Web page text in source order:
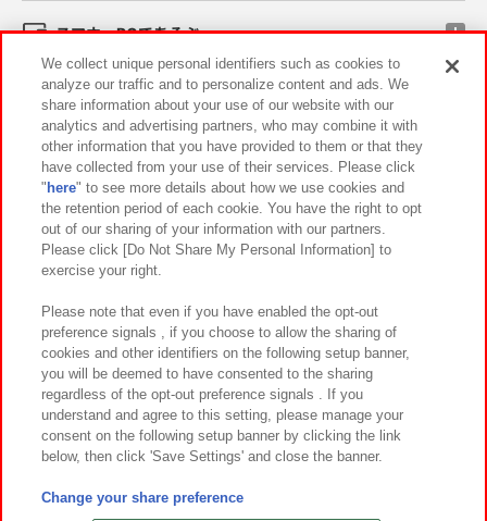
スマホ・PCであそぶ
イベント・キャンペーン
関連会社 サステナビリティ サイトポリシー
プライバシーポリシー ウェブアクセシビリティ方針と検証結果
お取引先さまとともに
カスタマーハラスメント対応方針 よくあるご質問・お問い合わせ
©Bandai Namco Amusement Inc.
©Bandai Namco Amusement Lab Inc.
We collect unique personal identifiers such as cookies to
analyze our traffic and to personalize content and ads. We
share information about your use of our website with our
analytics and advertising partners, who may combine it with
other information that you have provided to them or that they
have collected from your use of their services. Please click
" here" to see more details about how we use cookies and
the retention period of each cookie. You have the right to opt
out of our sharing of your information with our partners.
Please click [Do Not Share My Personal Information] to
exercise your right.
Please note that even if you have enabled the opt-out
preference signals , if you choose to allow the sharing of
cookies and other identifiers on the following setup banner,
you will be deemed to have consented to the sharing
regardless of the opt-out preference signals . If you
understand and agree to this setting, please manage your
consent on the following setup banner by clicking the link
below, then click 'Save Settings' and close the banner.
Change your share preference